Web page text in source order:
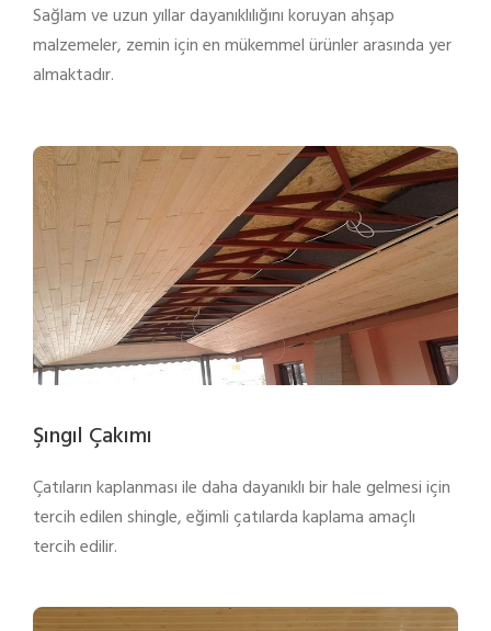
Sağlam ve uzun yıllar dayanıklılığını koruyan ahşap
malzemeler, zemin için en mükemmel ürünler arasında yer
almaktadır.
Şıngıl Çakımı
Çatıların kaplanması ile daha dayanıklı bir hale gelmesi için
tercih edilen shingle, eğimli çatılarda kaplama amaçlı
tercih edilir.